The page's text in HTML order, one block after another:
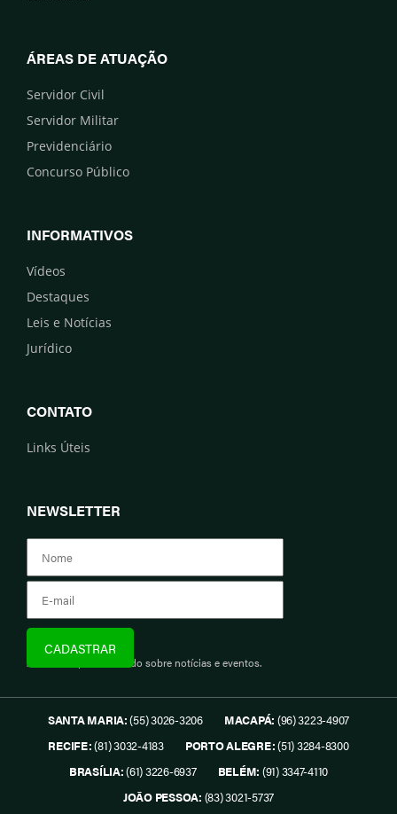
ÁREAS DE ATUAÇÃO
Servidor Civil
Servidor Militar
Previdenciário
Concurso Público
INFORMATIVOS
Vídeos
Destaques
Leis e Notícias
Jurídico
CONTATO
Links Úteis
NEWSLETTER
Assine e fique informado sobre notícias e eventos.
SANTA MARIA:(55) 3026-3206 MACAPÁ: (96) 3223-4907
RECIFE:(81) 3032-4183 PORTO ALEGRE:(51) 3284-8300
BRASÍLIA:(61) 3226-6937 BELÉM: (91) 3347-4110
JOÃO PESSOA: (83) 3021-5737